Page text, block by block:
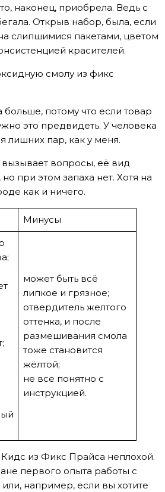
наконец, приобрела. Ведь с
Открыв набор, была, если
слипшимися пакетами, цветом
красителей.
больше, потому что если товар
это предвидеть. У человека
лишних пар, как у меня.
вопросы, её вид
при этом запаха нет. Хотя на
как и ничего.
Минусы
может быть всё
липкое и грязное;
отвердитель желтого
оттенка, и после
размешивания смола
тоже становится
жёлтой;
не все понятно с
инструкцией.
из Фикс Прайса неплохой.
первого опыта работы с
например, если вы хотите